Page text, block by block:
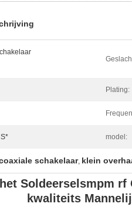
Plating:
model:
schakelaar, klein
Soldeerselsmpm rf
kwaliteits